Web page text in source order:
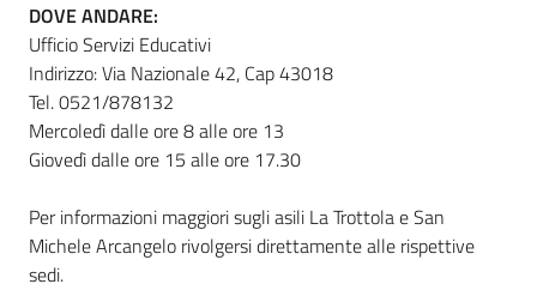
DOVE ANDARE:
Ufficio Servizi Educativi
Indirizzo: Via Nazionale 42, Cap 43018
Tel. 0521/878132
Mercoledì dalle ore 8 alle ore 13
Giovedì dalle ore 15 alle ore 17.30
Per informazioni maggiori sugli asili La Trottola e San
Michele Arcangelo rivolgersi direttamente alle rispettive
sedi.